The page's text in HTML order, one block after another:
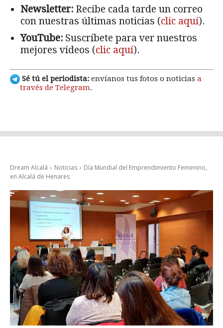
Newsletter: Recibe cada tarde un correo
con nuestras últimas noticias (clic aquí).
YouTube: Suscríbete para ver nuestros
mejores vídeos (clic aquí).
Sé tú el periodista: envíanos tus fotos o noticias a
través de Telegram.